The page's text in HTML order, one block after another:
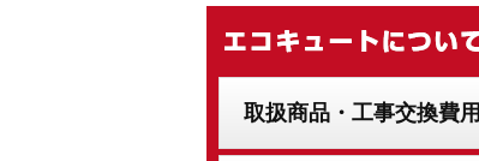
取扱商品・工事交換費用